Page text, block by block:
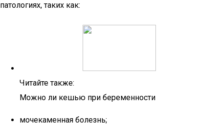
патологиях, таких как:
Читайте также:
Можно ли кешью при беременности
мочекаменная болезнь;